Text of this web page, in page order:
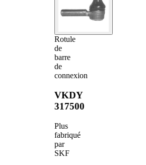
Rotule
de
barre
de
connexion
VKDY
317500
Plus
fabriqué
par
SKF